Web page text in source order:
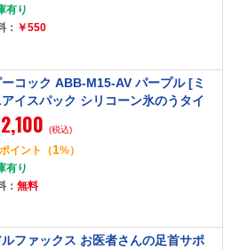
有り
： ￥550
ーコック ABB-M15-AV パープル [ミ
アイスパック シリコーン氷のうタイ
]
2,100 (税込)
イント （1%）
有り
： 無料
ルファックス お医者さんの足首サポ